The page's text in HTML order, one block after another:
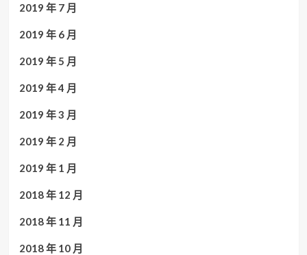
2019 年 7 月
2019 年 6 月
2019 年 5 月
2019 年 4 月
2019 年 3 月
2019 年 2 月
2019 年 1 月
2018 年 12 月
2018 年 11 月
2018 年 10 月